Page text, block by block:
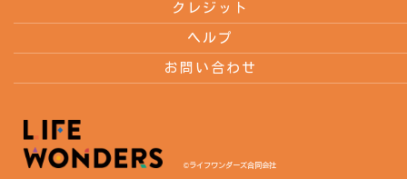
クレジット
ヘルプ
お問い合わせ
©ライフワンダーズ合同会社